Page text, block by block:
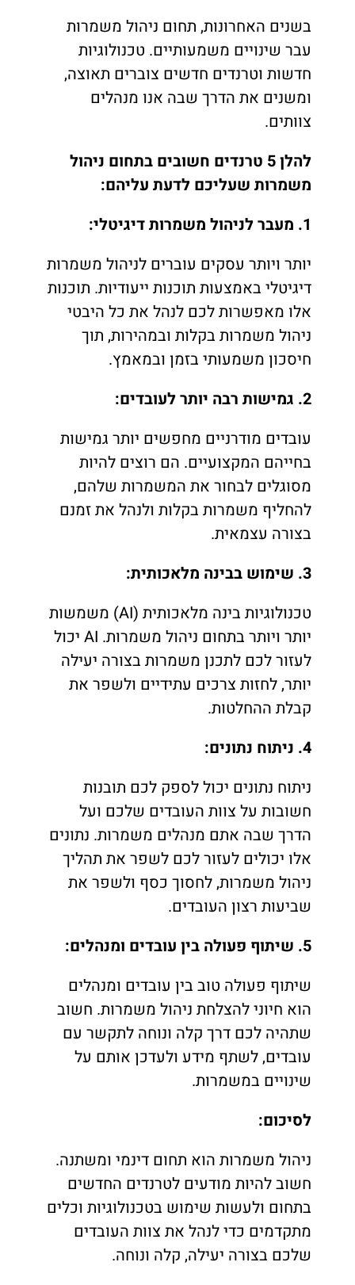
בשנים האחרונות, תחום ניהול משמרות
עבר שינויים משמעותיים. טכנולוגיות
חדשות וטרנדים חדשים צוברים תאוצה,
ומשנים את הדרך שבה אנו מנהלים
צוותים.
להלן 5 טרנדים חשובים בתחום ניהול
משמרות שעליכם לדעת עליהם:
1. מעבר לניהול משמרות דיגיטלי:
יותר ויותר עסקים עוברים לניהול משמרות
דיגיטלי באמצעות תוכנות ייעודיות. תוכנות
אלו מאפשרות לכם לנהל את כל היבטי
ניהול משמרות בקלות ובמהירות, תוך
חיסכון משמעותי בזמן ובמאמץ.
2. גמישות רבה יותר לעובדים:
עובדים מודרניים מחפשים יותר גמישות
בחייהם המקצועיים. הם רוצים להיות
מסוגלים לבחור את המשמרות שלהם,
להחליף משמרות בקלות ולנהל את זמנם
בצורה עצמאית.
3. שימוש בבינה מלאכותית:
טכנולוגיות בינה מלאכותית (AI) משמשות
יותר ויותר בתחום ניהול משמרות. AI יכול
לעזור לכם לתכנן משמרות בצורה יעילה
יותר, לחזות צרכים עתידיים ולשפר את
קבלת ההחלטות.
4. ניתוח נתונים:
ניתוח נתונים יכול לספק לכם תובנות
חשובות על צוות העובדים שלכם ועל
הדרך שבה אתם מנהלים משמרות. נתונים
אלו יכולים לעזור לכם לשפר את תהליך
ניהול משמרות, לחסוך כסף ולשפר את
שביעות רצון העובדים.
5. שיתוף פעולה בין עובדים ומנהלים:
שיתוף פעולה טוב בין עובדים ומנהלים
הוא חיוני להצלחת ניהול משמרות. חשוב
שתהיה לכם דרך קלה ונוחה לתקשר עם
עובדים, לשתף מידע ולעדכן אותם על
שינויים במשמרות.
לסיכום:
ניהול משמרות הוא תחום דינמי ומשתנה.
חשוב להיות מודעים לטרנדים החדשים
בתחום ולעשות שימוש בטכנולוגיות וכלים
מתקדמים כדי לנהל את צוות העובדים
שלכם בצורה יעילה, קלה ונוחה.